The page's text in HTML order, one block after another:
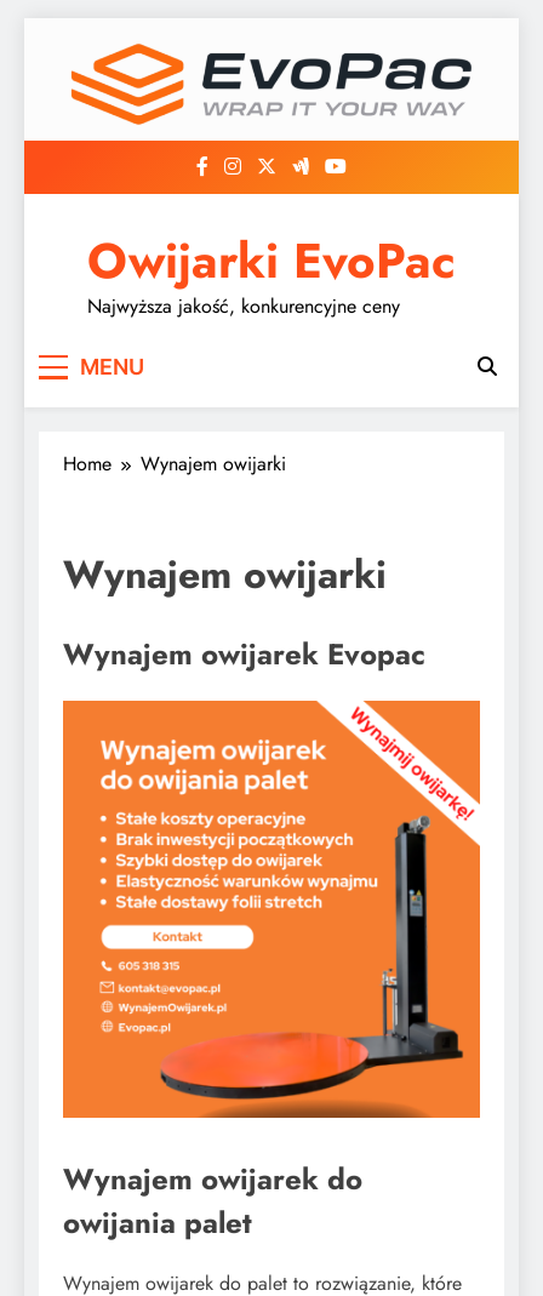
content
Owijarki EvoPac
Najwyższa jakość, konkurencyjne ceny
MENU
Home Wynajem owijarki
Wynajem owijarki
Wynajem owijarek Evopac
Wynajem owijarek do
owijania palet
Wynajem owijarek do palet to rozwiązanie, które